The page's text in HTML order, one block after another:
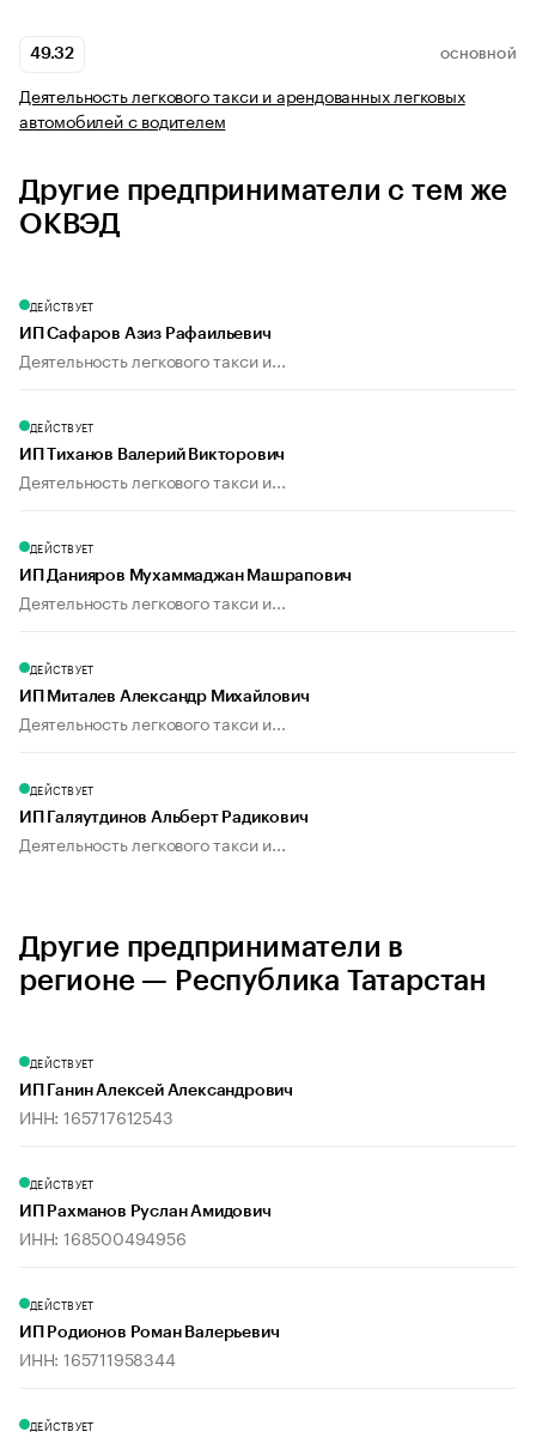
49.32 ОСНОВНОЙ
Деятельность легкового такси и арендованных легковых
автомобилей с водителем
Другие предприниматели с тем же
ОКВЭД
ДЕЙСТВУЕТ
ИП Сафаров Азиз Рафаильевич
Деятельность легкового такси и...
ДЕЙСТВУЕТ
ИП Тиханов Валерий Викторович
Деятельность легкового такси и...
ДЕЙСТВУЕТ
ИП Данияров Мухаммаджан Машрапович
Деятельность легкового такси и...
ДЕЙСТВУЕТ
ИП Миталев Александр Михайлович
Деятельность легкового такси и...
ДЕЙСТВУЕТ
ИП Галяутдинов Альберт Радикович
Деятельность легкового такси и...
Другие предприниматели в
регионе — Республика Татарстан
ДЕЙСТВУЕТ
ИП Ганин Алексей Александрович
ИНН: 165717612543
ДЕЙСТВУЕТ
ИП Рахманов Руслан Амидович
ИНН: 168500494956
ДЕЙСТВУЕТ
ИП Родионов Роман Валерьевич
ИНН: 165711958344
ДЕЙСТВУЕТ